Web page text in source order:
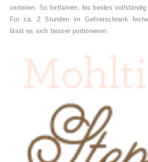
verteilen. So fortfahren, bis beides vollständig
Für ca. 2 Stunden im Gefrierschrank
lässt es sich besser portionieren.